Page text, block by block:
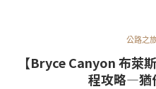
公路之
【Bryce Canyon 布萊
程攻略—猶